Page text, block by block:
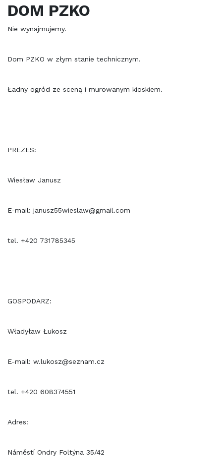
DOM PZKO
Nie wynajmujemy.
Dom PZKO w złym stanie technicznym.
Ładny ogród ze sceną i murowanym kioskiem.
PREZES:
Wiesław Janusz
E-mail: janusz55wieslaw@gmail.com
tel. +420 731785345
GOSPODARZ:
Władyław Łukosz
E-mail: w.lukosz@seznam.cz
tel. +420 608374551
Adres:
Náměstí Ondry Foltýna 35/42